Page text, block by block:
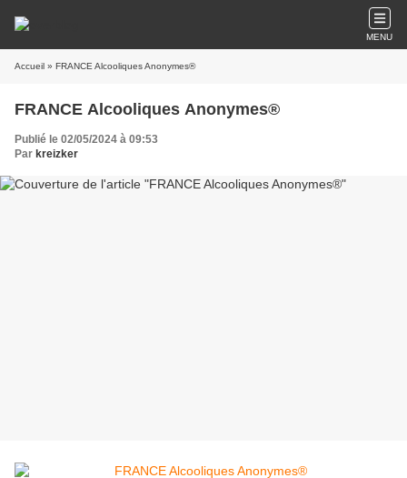
MENU
Accueil » FRANCE Alcooliques Anonymes®
FRANCE Alcooliques Anonymes®
Publié le 02/05/2024 à 09:53
Par kreizker